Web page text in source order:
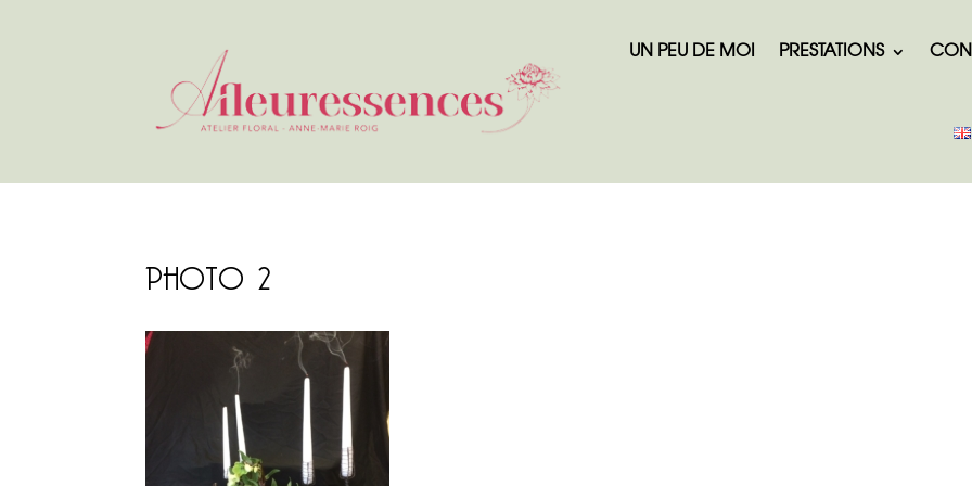
UN PEU DE MOI PRESTATIONS
PHOTO 2